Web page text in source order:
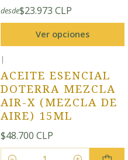
desde$23.973 CLP
Ver opciones
|
ACEITE ESENCIAL
DOTERRA MEZCLA
AIR-X (MEZCLA DE
AIRE) 15ML
$48.700 CLP